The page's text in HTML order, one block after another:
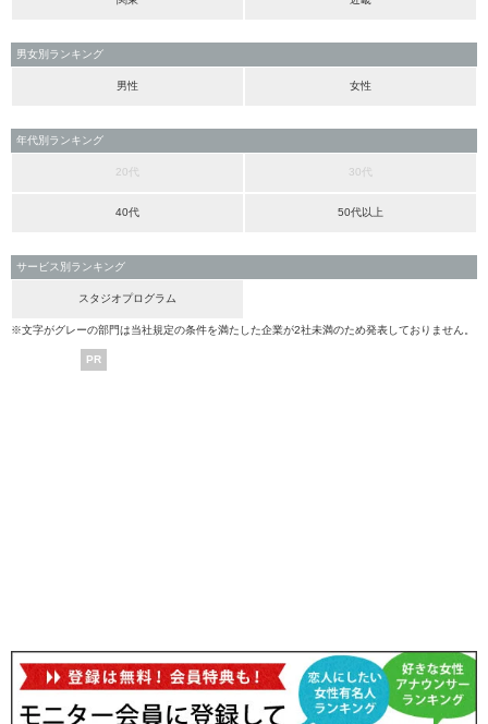
男女別ランキング
男性 女性
年代別ランキング
20代 30代
40代 50代以上
サービス別ランキング
スタジオプログラム
※文字がグレーの部門は当社規定の条件を満たした企業が2社未満のため発表しておりません。
PR